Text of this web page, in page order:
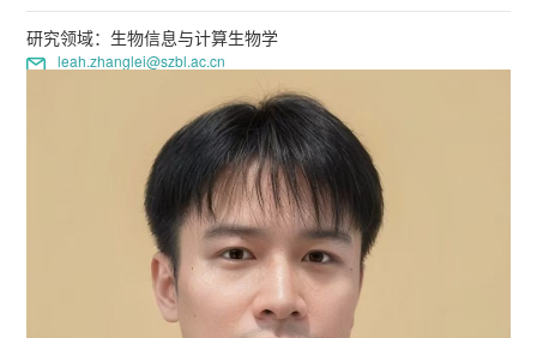
研究领域：生物信息与计算生物学
leah.zhanglei@szbl.ac.cn